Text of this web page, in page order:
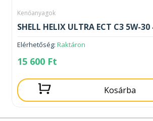
Kenőanyagok
SHELL HELIX ULTRA ECT C3 5W-30
Elérhetőség: Raktáron
15 600 Ft
Kosárba